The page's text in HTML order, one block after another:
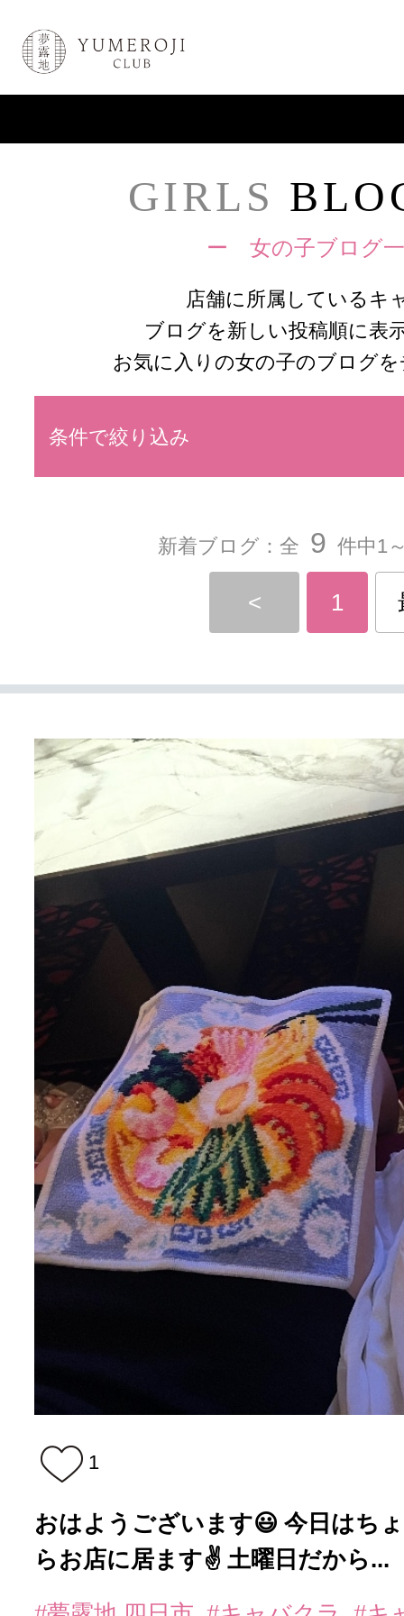
GIRLS
ー 女の子ブログ
店舗に所属しているキ
ブログを新しい投稿順に表
お気に入りの女の子のブログ
条件で絞り込み
新着ブログ：全 9 件中1
< 1
1
おはようございます😃 今日はち
らお店に居ます✌️ 土曜日だから...